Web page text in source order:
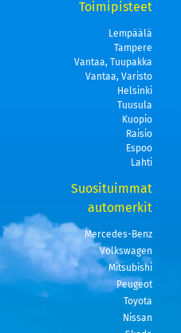
Toimipisteet
Lempäälä
Tampere
Vantaa, Tuupakka
Vantaa, Varisto
Helsinki
Tuusula
Kuopio
Raisio
Espoo
Lahti
Suosituimmat
automerkit
Mercedes-Benz
Volkswagen
Mitsubishi
Peugeot
Toyota
Nissan